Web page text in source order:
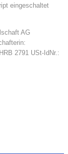
eingeschaltet
AG
2791 USt-IdNr.: